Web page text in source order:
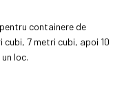
containere de
cubi, 7 metri cubi, apoi 10
loc.